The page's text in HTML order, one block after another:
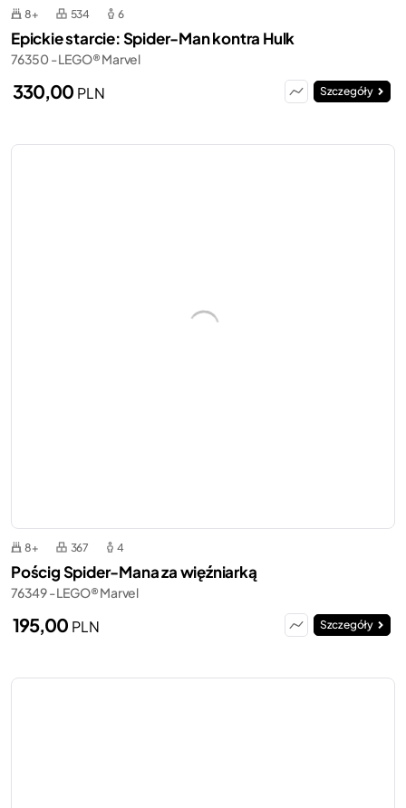
8+ 534 6
Epickie starcie: Spider-Man kontra Hulk
76350 - LEGO® Marvel
330,00 PLN Szczegóły
8+ 367 4
Pościg Spider-Mana za więźniarką
76349 - LEGO® Marvel
195,00 PLN Szczegóły